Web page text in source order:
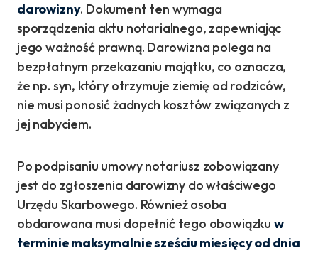
darowizny. Dokument ten wymaga
sporządzenia aktu notarialnego, zapewniając
jego ważność prawną. Darowizna polega na
bezpłatnym przekazaniu majątku, co oznacza,
że np. syn, który otrzymuje ziemię od rodziców,
nie musi ponosić żadnych kosztów związanych z
jej nabyciem.
Po podpisaniu umowy notariusz zobowiązany
jest do zgłoszenia darowizny do właściwego
Urzędu Skarbowego. Również osoba
obdarowana musi dopełnić tego obowiązku w
terminie maksymalnie sześciu miesięcy od dnia